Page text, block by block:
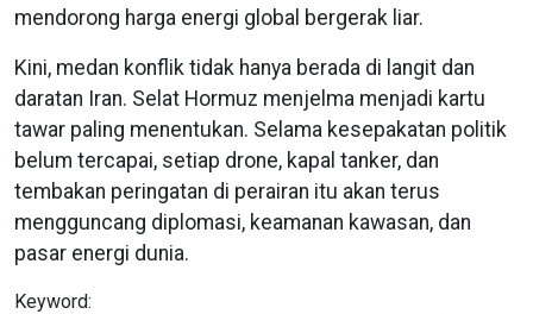
mendorong harga energi global bergerak liar.
Kini, medan konflik tidak hanya berada di langit dan
daratan Iran. Selat Hormuz menjelma menjadi kartu
tawar paling menentukan. Selama kesepakatan politik
belum tercapai, setiap drone, kapal tanker, dan
tembakan peringatan di perairan itu akan terus
mengguncang diplomasi, keamanan kawasan, dan
pasar energi dunia.
Keyword: